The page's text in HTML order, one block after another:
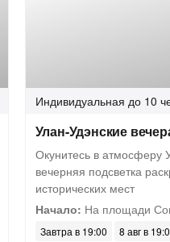
Индивидуальная до 10
Улан-Удэнские
Окунитесь в атмосферу
вечерняя подсветка
исторических мест
Начало: На площади
Завтра в 19:00
8 авг в